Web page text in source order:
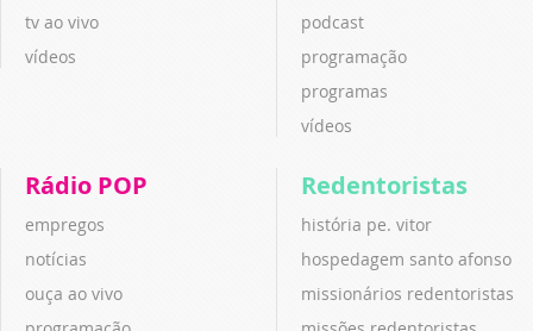
tv ao vivo
vídeos
podcast
programação
programas
vídeos
Rádio POP
empregos
notícias
ouça ao vivo
Redentoristas
história pe. vitor
hospedagem santo afonso
missionários redentoristas